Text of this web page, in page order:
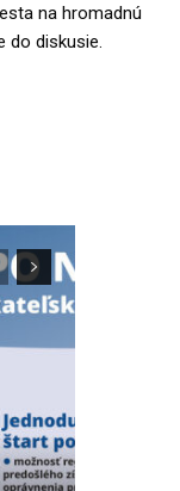
na hromadnú
do diskusie.